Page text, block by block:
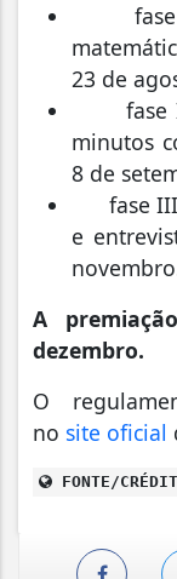
fase I:
23 de
fase II:
minutos
8 de
fase III:
e
A
dezembro.
O
no site oficial
FONTE/